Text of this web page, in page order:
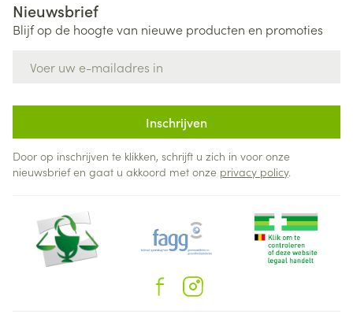
Nieuwsbrief
Blijf op de hoogte van nieuwe producten en promoties
Inschrijven
Door op inschrijven te klikken, schrijft u zich in voor onze
nieuwsbrief en gaat u akkoord met onze privacy policy.